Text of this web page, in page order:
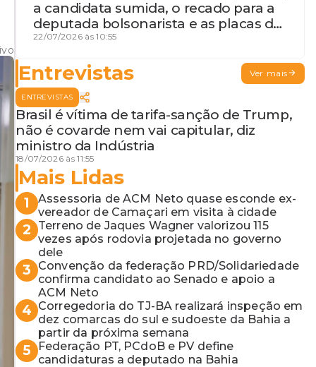
a candidata sumida, o recado para a
deputada bolsonarista e as placas da
discórdia
22/07/2026 às 10:55
Entrevistas Ver mais
ENTREVISTAS
Brasil é vítima de tarifa-sanção de Trump,
não é covarde nem vai capitular, diz
ministro da Indústria
18/07/2026 às 11:55
Mais Lidas
1
Assessoria de ACM Neto quase esconde ex-
vereador de Camaçari em visita à cidade
2
Terreno de Jaques Wagner valorizou 115
vezes após rodovia projetada no governo
dele
3
Convenção da federação PRD/Solidariedade
confirma candidato ao Senado e apoio a
ACM Neto
4 Corregedoria do TJ-BA realizará inspeção em
dez comarcas do sul e sudoeste da Bahia a
partir da próxima semana
5
Federação PT, PCdoB e PV define
candidaturas a deputado na Bahia